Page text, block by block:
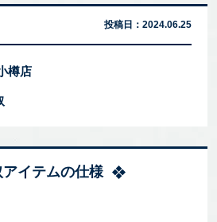
投稿日： 2024.06.25
樽店
アイテムの仕様